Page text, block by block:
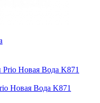
Новая Вода K871